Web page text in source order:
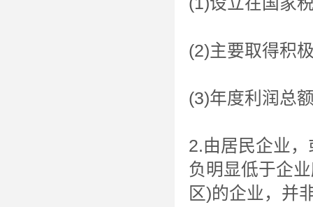
(2)主要取得积
(3)年度利润总
2.由居民企业
负明显低于企
区)的企业，并